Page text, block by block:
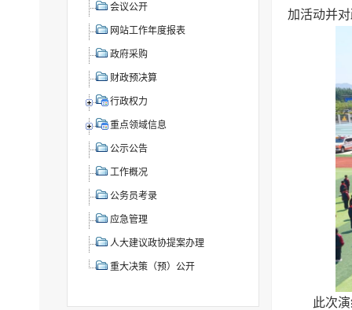
会议公开
网站工作年度报表
政府采购
财政预决算
行政权力
重点领域信息
公示公告
工作概况
公务员考录
应急管理
人大建议政协提案办理
重大决策（预）公开
加活动并
此次